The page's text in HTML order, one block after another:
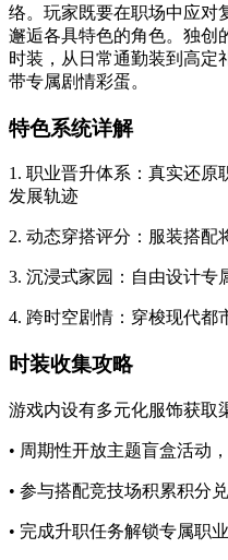
络。玩家既要在职场中应对
邂逅各具特色的角色。独创
时装，从日常通勤装到高定
带专属剧情彩蛋。
特色系统详解
1. 职业晋升体系：真实还原
发展轨迹
2. 动态穿搭评分：服装搭配
3. 沉浸式家园：自由设计专
4. 跨时空剧情：穿梭现代都
时装收集攻略
游戏内设有多元化服饰获取
• 周期性开放主题盲盒活动
• 参与搭配竞技场积累积分
• 完成升职任务解锁专属职